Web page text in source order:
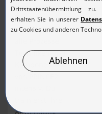
Practitioner
Training
betrachten wir
Techniken und
Komponenten
Anwendung